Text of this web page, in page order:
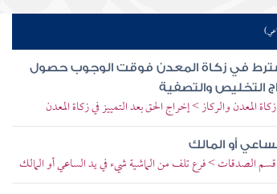
يشترط في زكاة المعدن فوقت الوجوب حصول
التخليص والتصفية
والركاز > إخراج الحق بعد التمييز في زكاة المعدن
أو المالك
الصدقات > فرع تلف من الماشية شيء في يد الساعي أو المالك